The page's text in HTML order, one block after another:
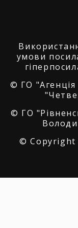
умови
© ГО "Агенція
© ГО
© Copyright